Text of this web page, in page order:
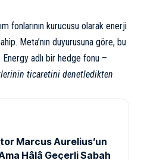
fonlarının kurucusu olarak enerji
Meta’nın duyurusuna göre, bu
adlı bir hedge fonu –
ticaretini denetledikten
Marcus Aurelius’un
Hâlâ Geçerli Sabah